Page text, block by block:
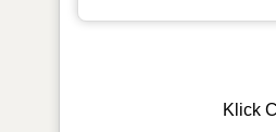
Klick